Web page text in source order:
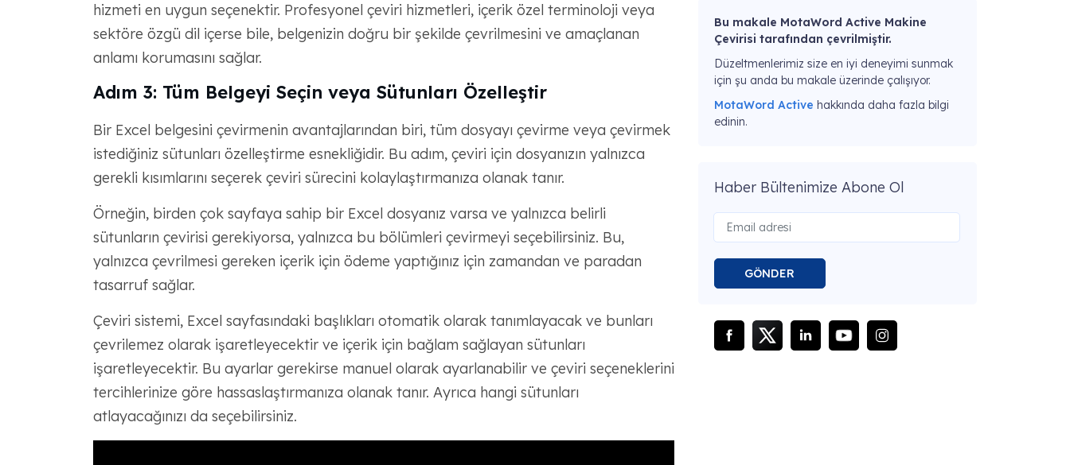
hizmeti en uygun seçenektir. Profesyonel çeviri hizmetleri, içerik özel terminoloji veya
sektöre özgü dil içerse bile, belgenizin doğru bir şekilde çevrilmesini ve amaçlanan
anlamı korumasını sağlar.
Adım 3: Tüm Belgeyi Seçin veya Sütunları Özelleştir
Bir Excel belgesini çevirmenin avantajlarından biri, tüm dosyayı çevirme veya çevirmek
istediğiniz sütunları özelleştirme esnekliğidir. Bu adım, çeviri için dosyanızın yalnızca
gerekli kısımlarını seçerek çeviri sürecini kolaylaştırmanıza olanak tanır.
Örneğin, birden çok sayfaya sahip bir Excel dosyanız varsa ve yalnızca belirli
sütunların çevirisi gerekiyorsa, yalnızca bu bölümleri çevirmeyi seçebilirsiniz. Bu,
yalnızca çevrilmesi gereken içerik için ödeme yaptığınız için zamandan ve paradan
tasarruf sağlar.
Çeviri sistemi, Excel sayfasındaki başlıkları otomatik olarak tanımlayacak ve bunları
çevrilemez olarak işaretleyecektir ve içerik için bağlam sağlayan sütunları
işaretleyecektir. Bu ayarlar gerekirse manuel olarak ayarlanabilir ve çeviri seçeneklerini
tercihlerinize göre hassaslaştırmanıza olanak tanır. Ayrıca hangi sütunları
atlayacağınızı da seçebilirsiniz.
Bu makale MotaWord Active Makine
Çevirisi tarafından çevrilmiştir.
Düzeltmenlerimiz size en iyi deneyimi sunmak
için şu anda bu makale üzerinde çalışıyor.
MotaWord Active hakkında daha fazla bilgi
edinin.
Haber Bültenimize Abone Ol
GÖNDER